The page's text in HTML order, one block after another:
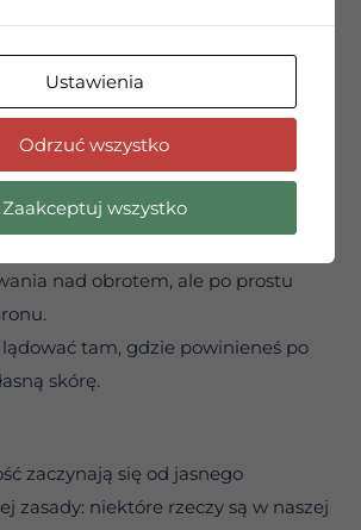
w codzienności. Tak bardzo
sytuacji, na które nie
tracimy poczucie czasu. Życie
świstem, a Ty wciąż „korygujesz
którego nie da się zatrzymać
na próbie kontrolowania czegoś
czas, by przestać „naprawiać”
jedynym ratunkiem nie jest
nad obrotem, ale po prostu
tam, gdzie powinieneś po
skórę.
zaczynają się od jasnego
zasady: niektóre rzeczy są w naszej
Ustawienia
Odrzuć wszystko
Zaakceptuj wszystko